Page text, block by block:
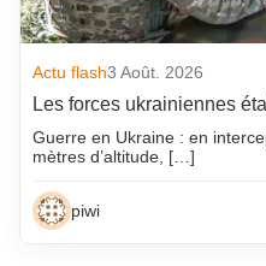
Actu flash3 Août. 2026
Les forces ukrainiennes
Guerre en Ukraine : en
mètres d’altitude, […]
piwi